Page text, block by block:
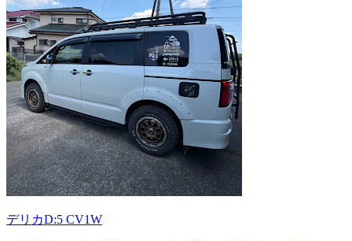
デリカD:5 CV1W